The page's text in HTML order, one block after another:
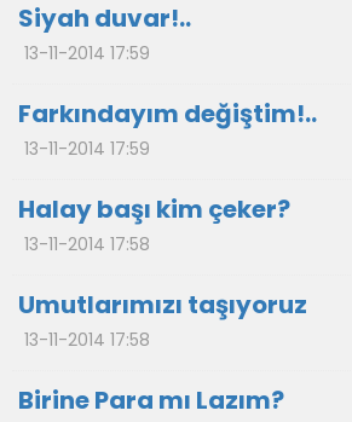
Siyah duvar!..
13-11-2014 17:59
Farkındayım değiştim!..
13-11-2014 17:59
Halay başı kim çeker?
13-11-2014 17:58
Umutlarımızı taşıyoruz
13-11-2014 17:58
Birine Para mı Lazım?